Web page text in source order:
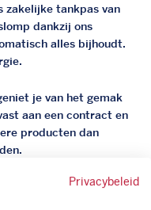
zakelijke tankpas van
dankzij ons
alles bijhoudt.
je van het gemak
aan een contract en
producten dan
zijn dan betaal je
je altijd verzekerd
Privacybeleid